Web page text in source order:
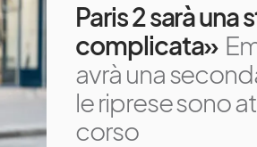
Paris 2 sarà una
complicata»
avrà una
le riprese sono
corso